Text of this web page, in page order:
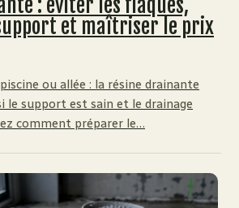
: éviter les flaques,
et maîtriser le prix
ou allée : la résine drainante
le support est sain et le drainage
comment préparer le…